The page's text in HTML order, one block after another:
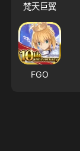
梵天巨翼
FGO